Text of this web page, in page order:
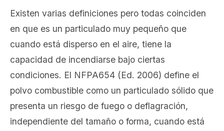
Existen varias definiciones pero todas coinciden
en que es un particulado muy pequeño que
cuando está disperso en el aire, tiene la
capacidad de incendiarse bajo ciertas
condiciones. El NFPA654 (Ed. 2006) define el
polvo combustible como un particulado sólido que
presenta un riesgo de fuego o deflagración,
independiente del tamaño o forma, cuando está